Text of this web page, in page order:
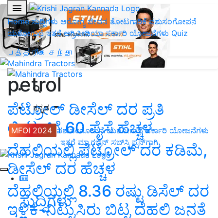
Home ಸುದ್ದಿಗಳು ಆರೋಗ್ಯ ಜೀವನ ತೋಟಗಾರಿಕೆಪಶುಸಂಗೋಪನೆ
ಯಶೋಗಾಥೆ ಇತರೆ ಅಗ್ರಿಪೀಡಿಯಾ ಸರ್ಕಾರಿ ಯೋಜನೆಗಳು Quiz
பத்திரிகை சந்தா
ಕನ್ನಡ
MFOI 2024 ಪಶುಸಂಗೋಪನೆ ಯಶೋಗಾಥೆ ಸರ್ಕಾರಿ ಯೋಜನೆಗಳು
ಇತರೆ ಮ್ಯಾಗಜಿನ್‌ ಸಬ್‌ಸ್ಕ್ರಿಪ್ಷನ್‌ಗಾಗಿ
ಸುದ್ದಿಗಳು
petrol
ಪೆಟ್ರೋಲ್ ಡೀಸೆಲ್ ದರ ಪ್ರತಿ
ಲೀಟರ್‌ಗೆ 60 ಪೈಸೆ ಹೆಚ್ಚಳ
ದೆಹಲಿಯಲ್ಲಿ ಪೆಟ್ರೋಲ್ ದರ ಕಡಿಮೆ,
ಡೀಸೆಲ್ ದರ ಹೆಚ್ಚಳ
ದೆಹಲಿಯಲ್ಲಿ 8.36 ರಷ್ಟು ಡಿಸೆಲ್ ದರ
ಇಳಿಕೆ-ನಿಟ್ಟುಸಿರು ಬಿಟ್ಟ ದೆಹಲಿ ಜನತೆ